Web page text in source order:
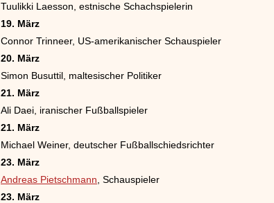
Tuulikki Laesson, estnische Schachspielerin
19. März
Connor Trinneer, US-amerikanischer Schauspieler
20. März
Simon Busuttil, maltesischer Politiker
21. März
Ali Daei, iranischer Fußballspieler
21. März
Michael Weiner, deutscher Fußballschiedsrichter
23. März
Andreas Pietschmann , Schauspieler
23. März